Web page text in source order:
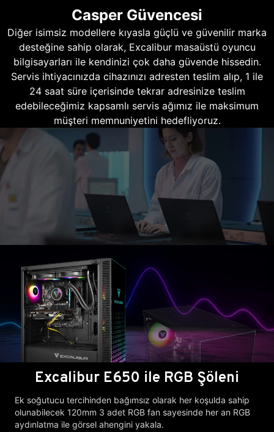
Casper Güvencesi
Diğer isimsiz modellere kıyasla güçlü ve güvenilir marka
desteğine sahip olarak, Excalibur masaüstü oyuncu
bilgisayarları ile kendinizi çok daha güvende hissedin.
Servis ihtiyacınızda cihazınızı adresten teslim alıp, 1 ile
24 saat süre içerisinde tekrar adresinize teslim
edebileceğimiz kapsamlı servis ağımız ile maksimum
müşteri memnuniyetini hedefliyoruz.
Excalibur E650 ile RGB Şöleni
Ek soğutucu tercihinden bağımsız olarak her koşulda sahip
olunabilecek 120mm 3 adet RGB fan sayesinde her an RGB
aydınlatma ile görsel ahengini yakala.